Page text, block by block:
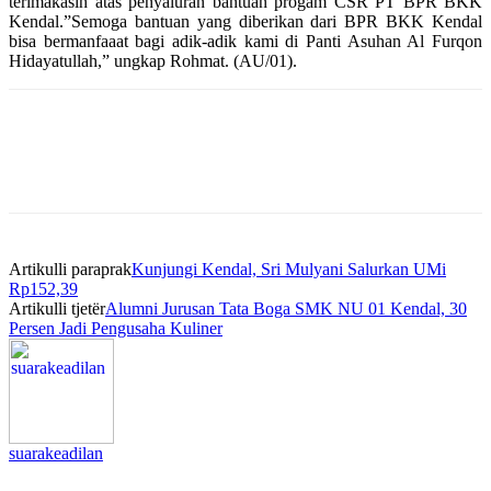
Kendal.”Semoga bantuan yang diberikan dari BPR BKK Kendal
bisa bermanfaaat bagi adik-adik kami di Panti Asuhan Al Furqon
Hidayatullah,” ungkap Rohmat. (AU/01).
Artikulli paraprakKunjungi Kendal, Sri Mulyani Salurkan UMi
Rp152,39
Artikulli tjetërAlumni Jurusan Tata Boga SMK NU 01 Kendal, 30
Persen Jadi Pengusaha Kuliner
suarakeadilan